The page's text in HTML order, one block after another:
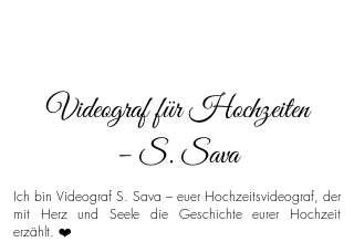
Videograf für Hochzeiten
– S. Sava
Ich bin Videograf S. Sava – euer Hochzeitsvideograf, der
mit Herz und Seele die Geschichte eurer Hochzeit
erzählt. ❤️